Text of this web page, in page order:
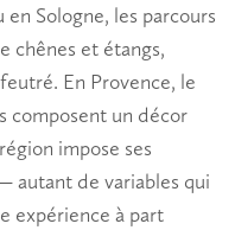
Sologne, les parcours
chênes et étangs,
En Provence, le
composent un décor
impose ses
autant de variables qui
expérience à part